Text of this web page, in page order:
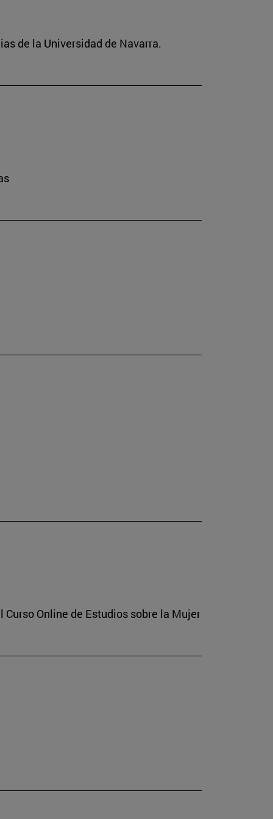
de la Universidad de Navarra.
Online de Estudios sobre la Mujer